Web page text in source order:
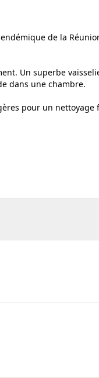
de la
Un superbe
dans une chambre.
pour un nettoyage